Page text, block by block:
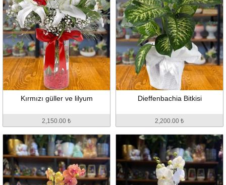
Kırmızı güller ve lilyum
2,150.00 ₺
Dieffenbachia Bitkisi
2,200.00 ₺